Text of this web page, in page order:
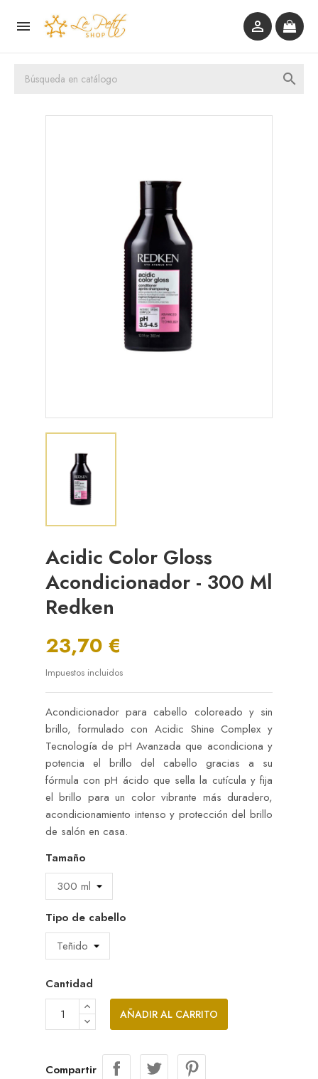
 

Acidic Color Gloss
Acondicionador - 300 Ml
Redken
23,70 €
Impuestos incluidos
Acondicionador para cabello coloreado y sin
brillo, formulado con Acidic Shine Complex y
Tecnología de pH Avanzada que acondiciona y
potencia el brillo del cabello gracias a su
fórmula con pH ácido que sella la cutícula y fija
el brillo para un color vibrante más duradero,
acondicionamiento intenso y protección del brillo
de salón en casa.
Tamaño
Tipo de cabello
Cantidad
AÑADIR AL CARRITO
Compartir